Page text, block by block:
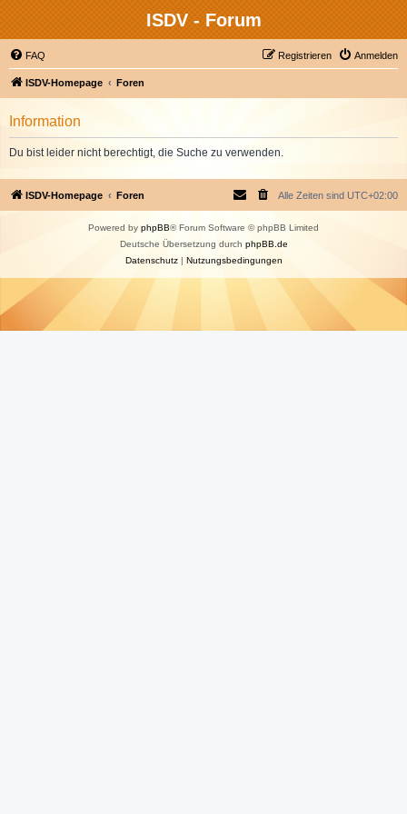
ISDV - Forum
FAQ Anmelden
Registrieren
ISDV-Homepage Foren
Information
Du bist leider nicht berechtigt, die Suche zu verwenden.
ISDV-Homepage Foren Alle Zeiten sind UTC+02:00
Powered by phpBB® Forum Software © phpBB Limited
Deutsche Übersetzung durch phpBB.de
Datenschutz| Nutzungsbedingungen